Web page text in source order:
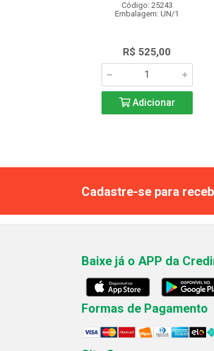
Código: 25243
Embalagem: UN/1
R$ 525,00
Adicionar
Cadastre-se para
Baixe já o APP da
Formas de Pagamento